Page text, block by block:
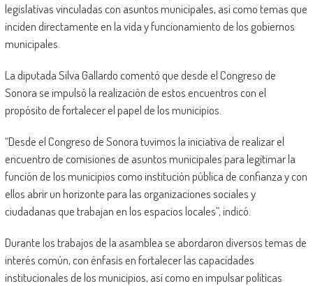
legislativas vinculadas con asuntos municipales, así como temas que
inciden directamente en la vida y funcionamiento de los gobiernos
municipales.
La diputada Silva Gallardo comentó que desde el Congreso de
Sonora se impulsó la realización de estos encuentros con el
propósito de fortalecer el papel de los municipios.
“Desde el Congreso de Sonora tuvimos la iniciativa de realizar el
encuentro de comisiones de asuntos municipales para legitimar la
función de los municipios como institución pública de confianza y con
ellos abrir un horizonte para las organizaciones sociales y
ciudadanas que trabajan en los espacios locales”, indicó.
Durante los trabajos de la asamblea se abordaron diversos temas de
interés común, con énfasis en fortalecer las capacidades
institucionales de los municipios, así como en impulsar políticas